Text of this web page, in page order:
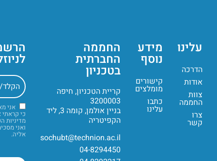
עלינו
הדרכה
אודות
צוות
החממה
צרו
קשר
מידע
נוסף
קישורים
מומלצים
כתבו
עלינו
החממה
החברתית
בטכניון
קריית הטכניון, חיפה
3200003
בניין אולמן, קומה 3, ליד
הקפיטריה
sochubt@technion.ac.il
04-8294450
אני
כי
מדיניות
ואני
אליה.